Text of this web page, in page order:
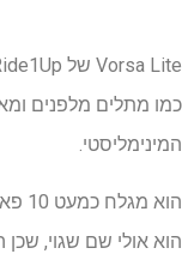
המינימליסטי.
הוא אולי שם שגוי, שכן